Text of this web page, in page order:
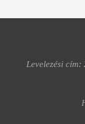
Levelezési cím: